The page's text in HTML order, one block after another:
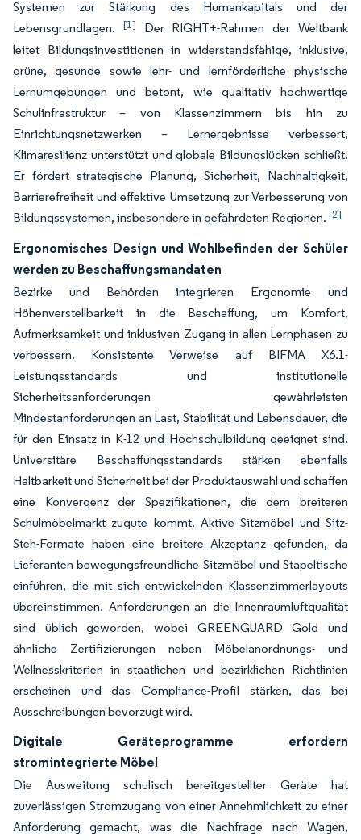
Systemen zur Stärkung des Humankapitals und der
Lebensgrundlagen. [1]
Der RIGHT+-Rahmen der Weltbank
leitet Bildungsinvestitionen in widerstandsfähige, inklusive,
grüne, gesunde sowie lehr- und lernförderliche physische
Lernumgebungen und betont, wie qualitativ hochwertige
Schulinfrastruktur – von Klassenzimmern bis hin zu
Einrichtungsnetzwerken – Lernergebnisse verbessert,
Klimaresilienz unterstützt und globale Bildungslücken schließt.
Er fördert strategische Planung, Sicherheit, Nachhaltigkeit,
Barrierefreiheit und effektive Umsetzung zur Verbesserung von
Bildungssystemen, insbesondere in gefährdeten Regionen. [2]
Ergonomisches Design und Wohlbefinden der Schüler
werden zu Beschaffungsmandaten
Bezirke und Behörden integrieren Ergonomie und
Höhenverstellbarkeit in die Beschaffung, um Komfort,
Aufmerksamkeit und inklusiven Zugang in allen Lernphasen zu
verbessern. Konsistente Verweise auf BIFMA X6.1-
Leistungsstandards und institutionelle
Sicherheitsanforderungen gewährleisten
Mindestanforderungen an Last, Stabilität und Lebensdauer, die
für den Einsatz in K-12 und Hochschulbildung geeignet sind.
Universitäre Beschaffungsstandards stärken ebenfalls
Haltbarkeit und Sicherheit bei der Produktauswahl und schaffen
eine Konvergenz der Spezifikationen, die dem breiteren
Schulmöbelmarkt zugute kommt. Aktive Sitzmöbel und Sitz-
Steh-Formate haben eine breitere Akzeptanz gefunden, da
Lieferanten bewegungsfreundliche Sitzmöbel und Stapeltische
einführen, die mit sich entwickelnden Klassenzimmerlayouts
übereinstimmen. Anforderungen an die Innenraumluftqualität
sind üblich geworden, wobei GREENGUARD Gold und
ähnliche Zertifizierungen neben Möbelanordnungs- und
Wellnesskriterien in staatlichen und bezirklichen Richtlinien
erscheinen und das Compliance-Profil stärken, das bei
Ausschreibungen bevorzugt wird.
Digitale Geräteprogramme erfordern
stromintegrierte Möbel
Die Ausweitung schulisch bereitgestellter Geräte hat
zuverlässigen Stromzugang von einer Annehmlichkeit zu einer
Anforderung gemacht, was die Nachfrage nach Wagen,